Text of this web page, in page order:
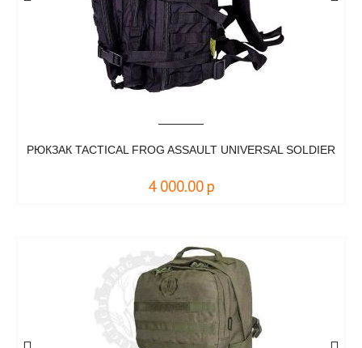
РЮКЗАК TACTICAL FROG ASSAULT UNIVERSAL SOLDIER
4 000.00 р